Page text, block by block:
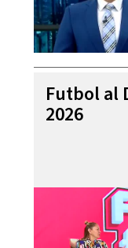
Futbol al
2026